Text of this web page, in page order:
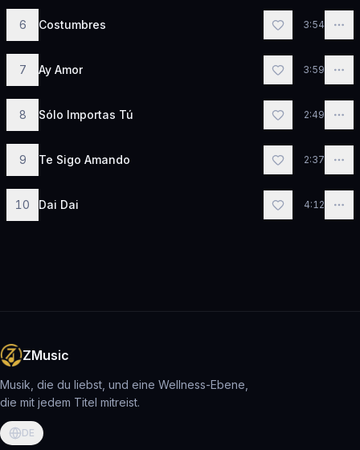
6 Costumbres 3:54
7 Ay Amor 3:59
8 Sólo Importas Tú 2:49
9 Te Sigo Amando 2:37
10 Dai Dai 4:12
ZMusic
Musik, die du liebst, und eine Wellness-Ebene,
die mit jedem Titel mitreist.
DE